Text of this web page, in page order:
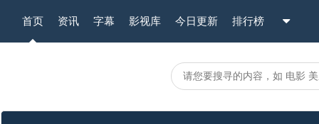
首页 资讯 字幕 影视库 今日更新 排行榜